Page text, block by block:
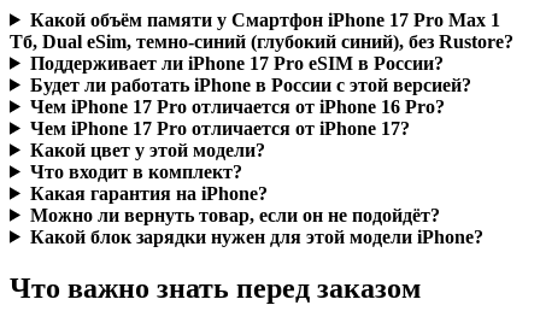
Какой объём памяти у Смартфон iPhone 17 Pro Max 1
Тб, Dual eSim, темно-синий (глубокий синий), без Rustore?
Поддерживает ли iPhone 17 Pro eSIM в России?
Будет ли работать iPhone в России с этой версией?
Чем iPhone 17 Pro отличается от iPhone 16 Pro?
Чем iPhone 17 Pro отличается от iPhone 17?
Какой цвет у этой модели?
Что входит в комплект?
Какая гарантия на iPhone?
Можно ли вернуть товар, если он не подойдёт?
Какой блок зарядки нужен для этой модели iPhone?
Что важно знать перед заказом